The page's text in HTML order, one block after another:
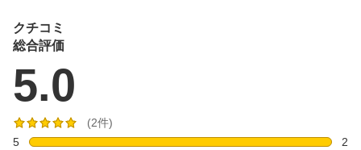
クチコミ
総合評価
5.0
(2件)
5
2